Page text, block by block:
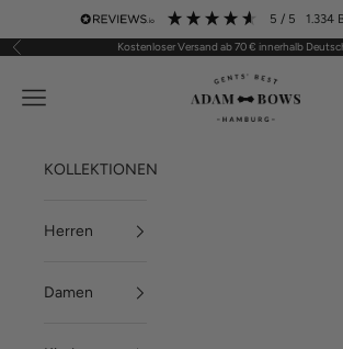
Zum Inhalt springen 5 / 5 1.334
Zurück Kostenloser Versand ab 70 € innerhalb
ADAM BOWS
Menü
KOLLEKTIONEN
Herren
Damen